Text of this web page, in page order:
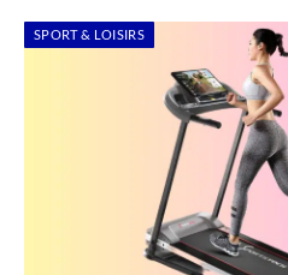
SPORT & LOISIRS